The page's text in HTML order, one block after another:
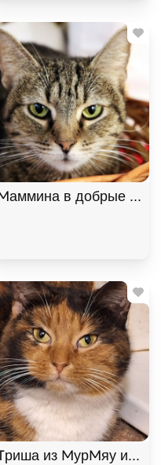
ищет дом. В дар! ,
в добрые
облака",
из МурМяу ищет